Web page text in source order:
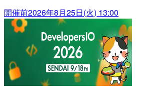
開催前2026年8月25日(火) 13:00